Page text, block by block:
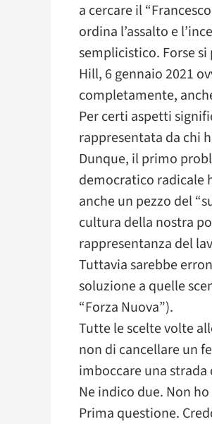
a cercare il
ordina l’assalto e
semplicistico. Forse
Hill, 6 gennaio 2021
completamente,
Per certi aspetti
rappresentata da chi
Dunque, il primo
democratico radicale
anche un pezzo del
cultura della nostra
rappresentanza del
Tuttavia sarebbe
soluzione a quelle
“Forza Nuova”).
Tutte le scelte volte
non di cancellare un
imboccare una
Ne indico due. Non
Prima questione.